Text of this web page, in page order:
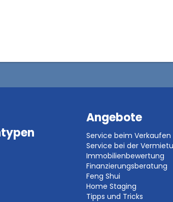
Angebote
Service beim Verkaufen
Service bei der
Immobilienbewertung
Finanzierungsberatung
Feng Shui
Home Staging
Tipps und Tricks